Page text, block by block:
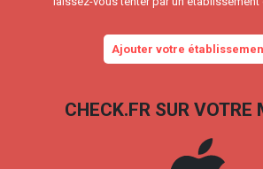
Ajouter votre
CHECK.FR SUR VOTRE